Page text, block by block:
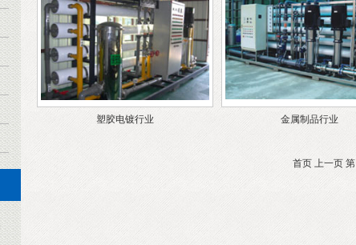
塑胶电镀行业 金属制品行业
首页 上一页 第